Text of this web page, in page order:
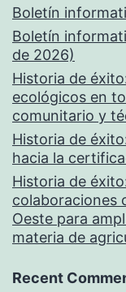
Boletín
Boletín
de 2026)
Historia de
ecológicos en
comunitario y
Historia de
hacia la
Historia de
colaboraciones
Oeste para
materia de
Recent